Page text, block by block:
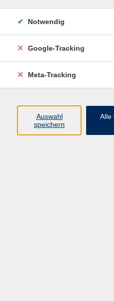
Über uns
Notwendig
Google-Tracking
Meta-Tracking
Auswahl
speichern
Alle